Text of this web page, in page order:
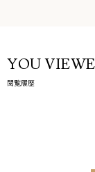
YOU
閲覧履歴